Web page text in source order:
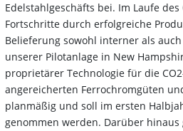
Edelstahlgeschäfts bei. Im Laufe
Fortschritte durch erfolgreiche
Belieferung sowohl interner als
unserer Pilotanlage in New
proprietärer Technologie für die
angereicherten Ferrochromgüten
planmäßig und soll im ersten
genommen werden. Darüber